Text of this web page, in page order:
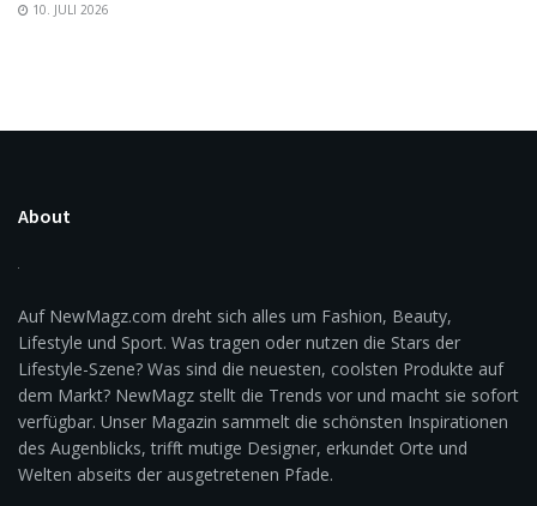
10. JULI 2026
About
Auf NewMagz.com dreht sich alles um Fashion, Beauty,
Lifestyle und Sport. Was tragen oder nutzen die Stars der
Lifestyle-Szene? Was sind die neuesten, coolsten Produkte auf
dem Markt? NewMagz stellt die Trends vor und macht sie sofort
verfügbar. Unser Magazin sammelt die schönsten Inspirationen
des Augenblicks, trifft mutige Designer, erkundet Orte und
Welten abseits der ausgetretenen Pfade.